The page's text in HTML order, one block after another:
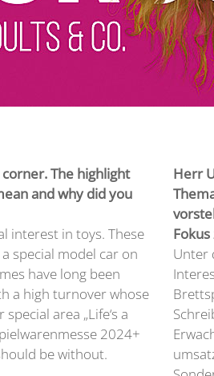
The highlight
and why did you
interest in toys. These
special model car on
have long been
a high turnover whose
area „Life‘s a
2024+
be without.
Herr
Unter